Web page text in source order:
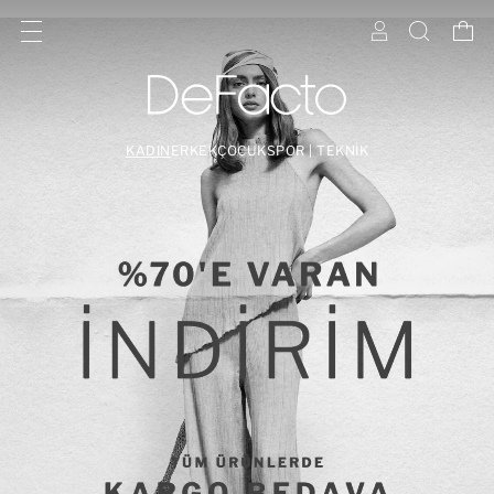
KADIN ERKEKÇOCUKSPOR | TEKNİK